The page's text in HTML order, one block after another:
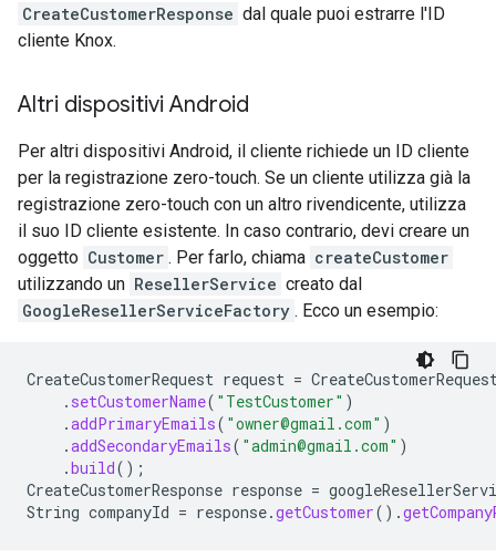
CreateCustomerResponse dal quale puoi estrarre l'ID
cliente Knox.
Altri dispositivi Android
Per altri dispositivi Android, il cliente richiede un ID cliente
per la registrazione zero-touch. Se un cliente utilizza già la
registrazione zero-touch con un altro rivendicente, utilizza
il suo ID cliente esistente. In caso contrario, devi creare un
oggetto Customer . Per farlo, chiama createCustomer
utilizzando un ResellerService creato dal
GoogleResellerServiceFactory . Ecco un esempio:
CreateCustomerRequest request =
. setCustomerName( "TestCustomer" )
.addPrimaryEmails( "owner@gmail.com" )
.addSecondaryEmails( "admin@gmail.com" )
.build();
CreateCustomerResponse response =
String companyId = response.getCustomer().